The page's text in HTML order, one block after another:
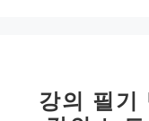
강의 필기